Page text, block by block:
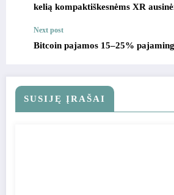
kelią kompaktiškesnėms XR
Next post
Bitcoin pajamos 15–25%
SUSIJĘ ĮRAŠAI